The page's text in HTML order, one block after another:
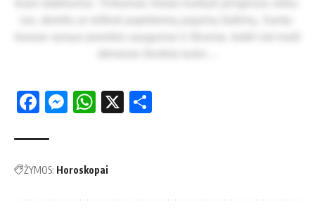
Facebook
Messenger
WhatsApp
X
ŽYMOS: Horoskopai